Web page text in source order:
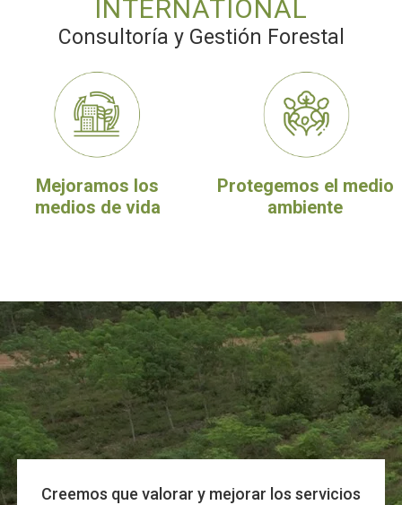
INTERNATIONAL
Consultoría y Gestión Forestal
Mejoramos los
medios de vida
Protegemos el medio
ambiente
Creemos que valorar y mejorar los servicios